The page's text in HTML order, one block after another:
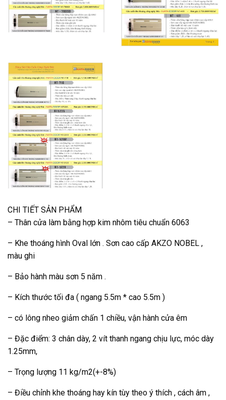
CHI TIẾT SẢN PHẨM
– Thân cửa làm bằng hợp kim nhôm tiêu chuẩn 6063
– Khe thoáng hình Oval lớn . Sơn cao cấp AKZO NOBEL ,
màu ghi
– Bảo hành màu sơn 5 năm .
– Kích thước tối đa ( ngang 5.5m * cao 5.5m )
– có lông nheo giảm chấn 1 chiều, vận hành cửa êm
– Đặc điểm: 3 chân dày, 2 vít thanh ngang chịu lực, móc dày
1.25mm,
– Trọng lượng 11 kg/m2(+-8%)
– Điều chỉnh khe thoáng hay kín tùy theo ý thích , cách âm ,